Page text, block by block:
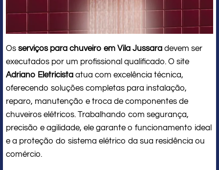
Os serviços para chuveiro em Vila Jussara devem ser
executados por um profissional qualificado. O site
Adriano Eletricista atua com excelência técnica,
oferecendo soluções completas para instalação,
reparo, manutenção e troca de componentes de
chuveiros elétricos. Trabalhando com segurança,
precisão e agilidade, ele garante o funcionamento ideal
e a proteção do sistema elétrico da sua residência ou
comércio.